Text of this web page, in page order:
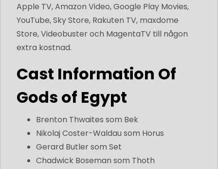
Apple TV, Amazon Video, Google Play Movies,
YouTube, Sky Store, Rakuten TV, maxdome
Store, Videobuster och MagentaTV till någon
extra kostnad.
Cast Information Of
Gods of Egypt
Brenton Thwaites som Bek
Nikolaj Coster-Waldau som Horus
Gerard Butler som Set
Chadwick Boseman som Thoth